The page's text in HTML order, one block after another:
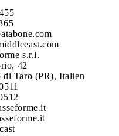
s.r.l.
42
di Taro (PR), Italien